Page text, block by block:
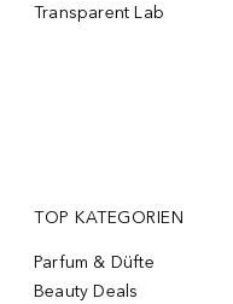
Transparent Lab
TOP KATEGORIEN
Parfum & Düfte
Beauty Deals